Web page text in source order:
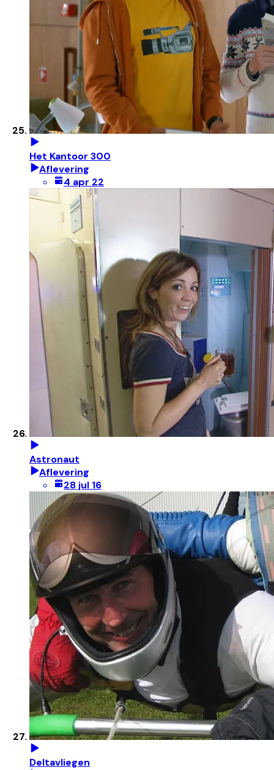
Het Kantoor 300
Aflevering
4 apr 22
Astronaut
Aflevering
28 jul 16
Deltavliegen